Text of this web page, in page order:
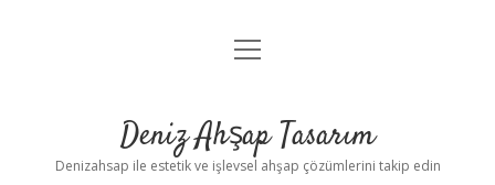
Anasayfa
Yasal Uyarı
menüyü
Deniz Ahşap Tasarım
Denizahsap ile estetik ve işlevsel ahşap çözümlerini takip edin